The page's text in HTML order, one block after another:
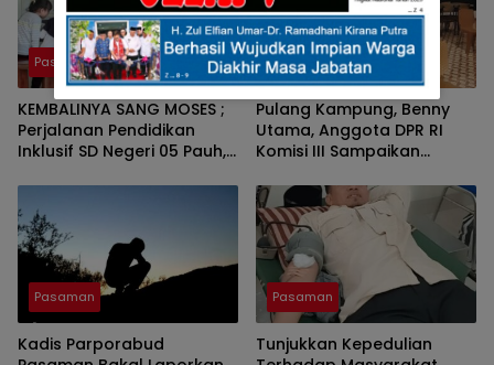
Pasaman
KEMBALINYA SANG MOSES ;
Perjalanan Pendidikan
Inklusif SD Negeri 05 Pauh,
Oleh : Rahmawati Ismar SS
( Guru SDN Pauh , Lubuk
Sikaping, Pasaman.)
Pasaman
Pulang Kampung, Benny
Utama, Anggota DPR RI
Komisi III Sampaikan
Wartawan Di Pasaman
Pasaman
Kadis Parporabud
Pasaman
Tunjukkan Kepedulian